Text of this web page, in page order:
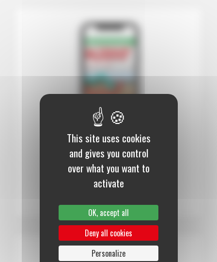
12 mois :99,00 €
Numérique
S’abonner au journal
This site uses cookies
and gives you control
over what you want to
activate
OK, accept all
Deny all cookies
Personalize